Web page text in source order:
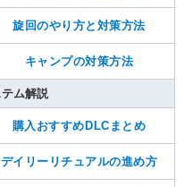
旋回のやり方と対策方法
キャンプの対策方法
ム解説
購入おすすめDLCまとめ
デイリーリチュアルの進め方